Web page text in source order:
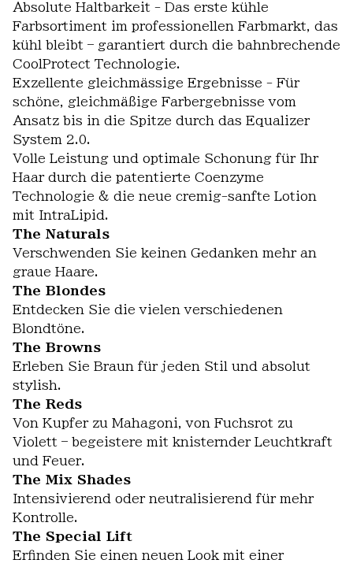
Absolute Haltbarkeit - Das erste kühle
Farbsortiment im professionellen Farbmarkt, das
kühl bleibt – garantiert durch die bahnbrechende
CoolProtect Technologie.
Exzellente gleichmässige Ergebnisse - Für
schöne, gleichmäßige Farbergebnisse vom
Ansatz bis in die Spitze durch das Equalizer
System 2.0.
Volle Leistung und optimale Schonung für Ihr
Haar durch die patentierte Coenzyme
Technologie & die neue cremig-sanfte Lotion
mit IntraLipid.
The Naturals
Verschwenden Sie keinen Gedanken mehr an
graue Haare.
The Blondes
Entdecken Sie die vielen verschiedenen
Blondtöne.
The Browns
Erleben Sie Braun für jeden Stil und absolut
stylish.
The Reds
Von Kupfer zu Mahagoni, von Fuchsrot zu
Violett – begeistere mit knisternder Leuchtkraft
und Feuer.
The Mix Shades
Intensivierend oder neutralisierend für mehr
Kontrolle.
The Special Lift
Erfinden Sie einen neuen Look mit einer